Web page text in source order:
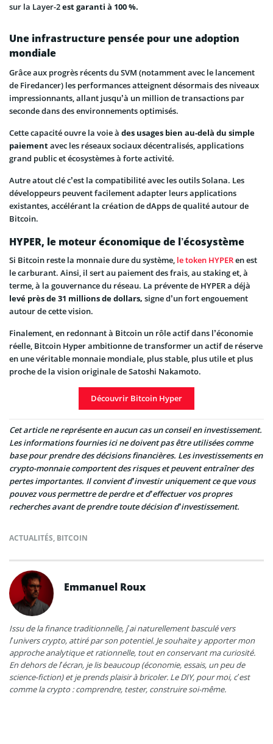
sur la Layer-2est garanti à 100 %.
Une infrastructure pensée pour une adoption
mondiale
Grâce aux progrès récents du SVM (notamment avec le lancement
de Firedancer) les performances atteignent désormais des niveaux
impressionnants, allant jusqu’à un million de transactions par
seconde dans des environnements optimisés.
Cette capacité ouvre la voie à des usages bien au-delà du simple
paiementavec les réseaux sociaux décentralisés, applications
grand public et écosystèmes à forte activité.
Autre atout clé c’est la compatibilité avec les outils Solana. Les
développeurs peuvent facilement adapter leurs applications
existantes, accélérant la création de dApps de qualité autour de
Bitcoin.
HYPER, le moteur économique de l’écosystème
Si Bitcoin reste la monnaie dure du système, le token HYPERen est
le carburant. Ainsi, il sert au paiement des frais, au staking et, à
terme, à la gouvernance du réseau. La prévente de HYPER a déjà
levé près de 31 millions de dollars, signe d’un fort engouement
autour de cette vision.
Finalement, en redonnant à Bitcoin un rôle actif dans l’économie
réelle, Bitcoin Hyper ambitionne de transformer un actif de réserve
en une véritable monnaie mondiale, plus stable, plus utile et plus
proche de la vision originale de Satoshi Nakamoto.
Découvrir Bitcoin Hyper
Cet article ne représente en aucun cas un conseil en investissement.
Les informations fournies ici ne doivent pas être utilisées comme
base pour prendre des décisions financières. Les investissements en
crypto-monnaie comportent des risques et peuvent entraîner des
pertes importantes. Il convient d’investir uniquement ce que vous
pouvez vous permettre de perdre et d’effectuer vos propres
recherches avant de prendre toute décision d’investissement.
ACTUALITÉS, BITCOIN
Emmanuel Roux
Issu de la finance traditionnelle, j’ai naturellement basculé vers
l’univers crypto, attiré par son potentiel. Je souhaite y apporter mon
approche analytique et rationnelle, tout en conservant ma curiosité.
En dehors de l’écran, je lis beaucoup (économie, essais, un peu de
science-fiction) et je prends plaisir à bricoler. Le DIY, pour moi, c’est
comme la crypto : comprendre, tester, construire soi-même.